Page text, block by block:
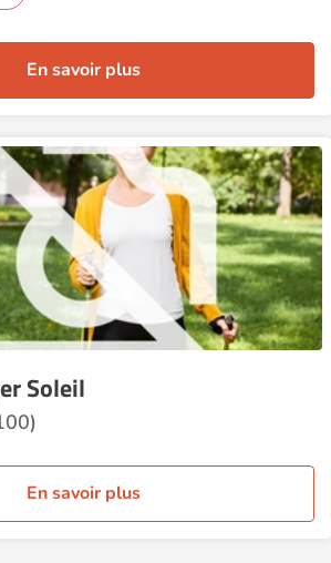
En savoir plus
Soleil
En savoir plus